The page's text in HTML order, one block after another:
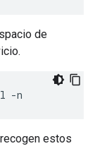
de
-n
estos